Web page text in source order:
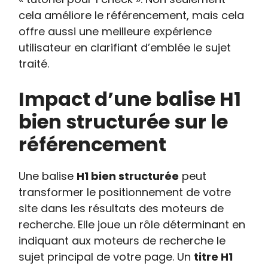
cela améliore le référencement, mais cela
offre aussi une meilleure expérience
utilisateur en clarifiant d’emblée le sujet
traité.
Impact d’une balise H1
bien structurée sur le
référencement
Une balise H1 bien structurée peut
transformer le positionnement de votre
site dans les résultats des moteurs de
recherche. Elle joue un rôle déterminant en
indiquant aux moteurs de recherche le
sujet principal de votre page. Un titre H1